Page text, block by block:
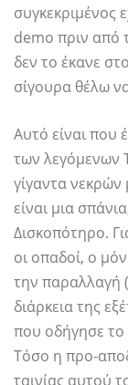
συγκεκριμένος
demo πριν από
δεν το έκανε
σίγουρα θέλω
Αυτό είναι που
των λεγόμενων
γίγαντα
είναι μια
Δισκοπότηρο.
οι οπαδοί, ο
την παραλλαγή
διάρκεια της
που οδήγησε το
Τόσο η προ-
ταινίας αυτού